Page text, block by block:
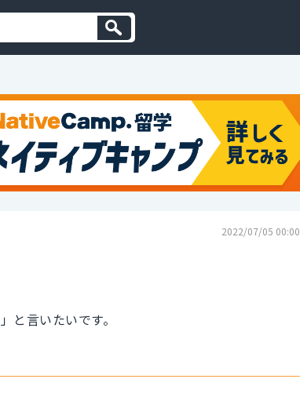
2022/07/05 00:00
と言いたいです。